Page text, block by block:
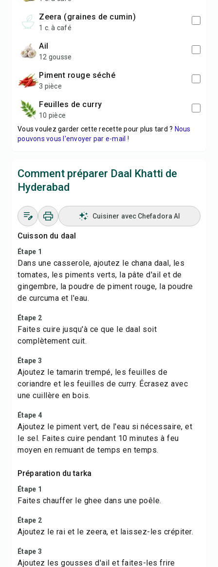
zeera (graines de cumin)
1 c. à café
ail
12 gousse
piment rouge séché
3 pièce
feuilles de curry
10 pièce
Vous voulez garder cette recette pour plus tard ? Nous
pouvons vous l'envoyer par e-mail !
Comment préparer Daal Khatti de
Hyderabad
Cuisiner avec Chefadora AI
Cuisson du daal
Étape 1
Dans une casserole, ajoutez le chana daal, les
tomates, les piments verts, la pâte d'ail et de
gingembre, la poudre de piment rouge, la poudre
de curcuma et l'eau.
Étape 2
Faites cuire jusqu'à ce que le daal soit
complètement cuit.
Étape 3
Ajoutez le tamarin trempé, les feuilles de
coriandre et les feuilles de curry. Écrasez avec
une cuillère en bois.
Étape 4
Ajoutez le piment vert, de l'eau si nécessaire, et
le sel. Faites cuire pendant 10 minutes à feu
moyen en remuant de temps en temps.
Préparation du tarka
Étape 1
Faites chauffer le ghee dans une poêle.
Étape 2
Ajoutez le rai et le zeera, et laissez-les crépiter.
Étape 3
Ajoutez les gousses d'ail et faites-les frire